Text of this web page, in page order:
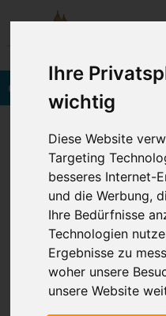
Ihre
wichtig
Diese Website
Targeting
besseres Internet-
und die Werbung,
Ihre Bedürfnisse
Technologien
Ergebnisse zu
woher unsere
unsere Website
Onlinebuchung
Buchung & Kontakt
Danke
© 2026 VINETA
Impressum
Cookie